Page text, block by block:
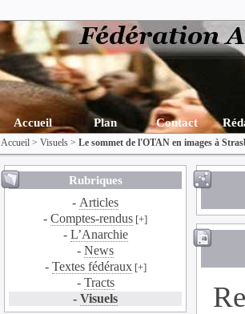
Accueil Plan Contact
Accueil >Visuels >Le sommet de l'OTAN en images à
Rubriques
- Articles
-Comptes-rendus [+]
- L’Anarchie
-News
- Textes fédéraux[+]
- Tracts
-Visuels